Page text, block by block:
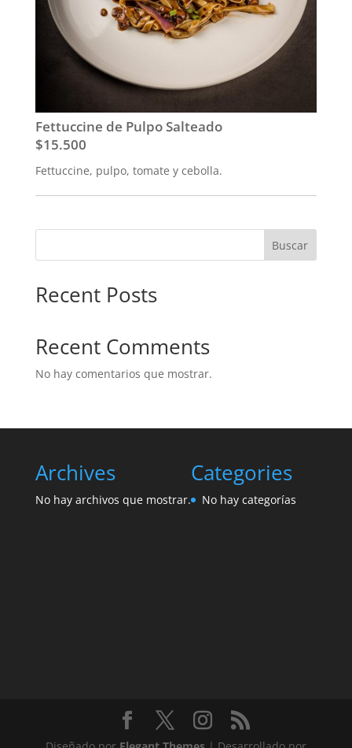
Fettuccine de Pulpo Salteado
$15.500
Fettuccine, pulpo, tomate y cebolla.
Buscar
Recent Posts
Recent Comments
No hay comentarios que mostrar.
Archives
No hay archivos que mostrar.
Categories
No hay categorías